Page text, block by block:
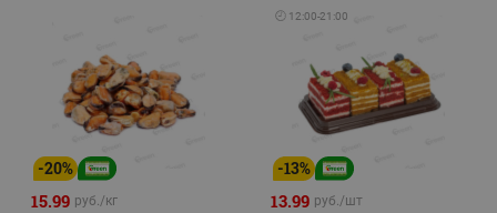
-20%
15.99 руб./кг
🕘 12:00-21:00
-13%
13.99 руб./шт